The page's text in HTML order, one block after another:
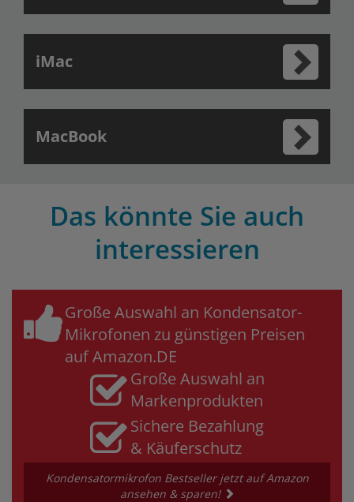
iMac
MacBook
Das könnte Sie auch
interessieren
Große Auswahl an Kondensator-
Mikrofonen zu günstigen Preisen
auf Amazon.DE
Große Auswahl an
Markenprodukten
Sichere Bezahlung
& Käuferschutz
Kondensatormikrofon Bestseller jetzt auf Amazon
ansehen & sparen!